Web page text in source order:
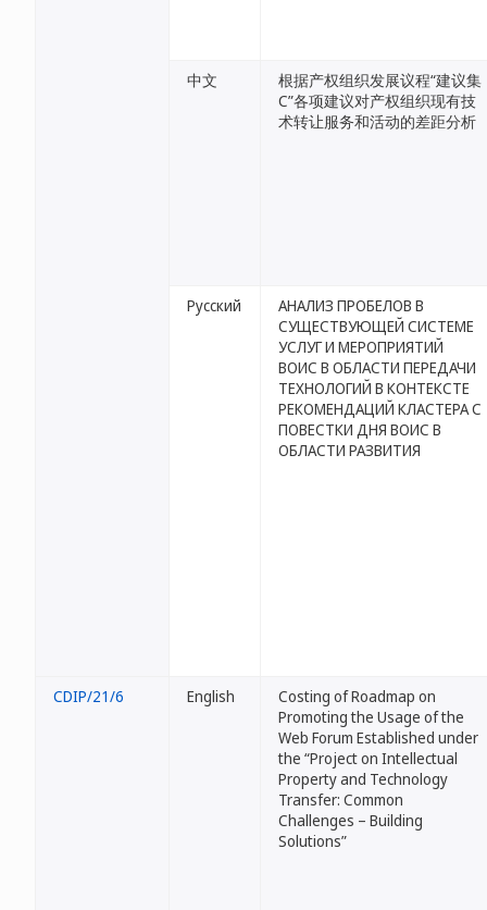
中文
根据产权组织发展议程“建议集
C”各项建议对产权组织现有技
术转让服务和活动的差距分析
Русский
АНАЛИЗ ПРОБЕЛОВ В
СУЩЕСТВУЮЩЕЙ СИСТЕМЕ
УСЛУГ И МЕРОПРИЯТИЙ
ВОИС В ОБЛАСТИ ПЕРЕДАЧИ
ТЕХНОЛОГИЙ В КОНТЕКСТЕ
РЕКОМЕНДАЦИЙ КЛАСТЕРА С
ПОВЕСТКИ ДНЯ ВОИС В
ОБЛАСТИ РАЗВИТИЯ
CDIP/21/6 English
Costing of Roadmap on
Promoting the Usage of the
Web Forum Established under
the “Project on Intellectual
Property and Technology
Transfer: Common
Challenges – Building
Solutions”